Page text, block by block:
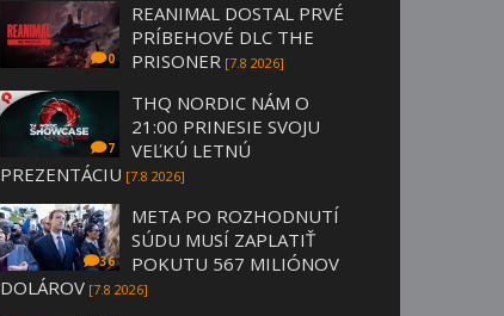
0
REANIMAL DOSTAL PRVÉ
PRÍBEHOVÉ DLC THE
PRISONER [7.8 2026]
7
THQ NORDIC NÁM O
21:00 PRINESIE SVOJU
VEĽKÚ LETNÚ
PREZENTÁCIU [7.8 2026]
36
META PO ROZHODNUTÍ
SÚDU MUSÍ ZAPLATIŤ
POKUTU 567 MILIÓNOV
DOLÁROV [7.8 2026]